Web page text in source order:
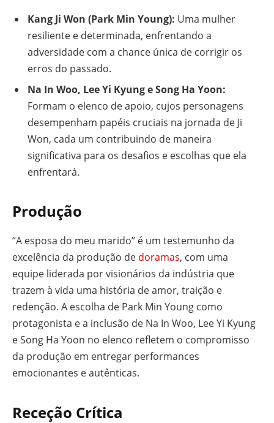
Kang Ji Won (Park Min Young): Uma mulher
resiliente e determinada, enfrentando a
adversidade com a chance única de corrigir os
erros do passado.
Na In Woo, Lee Yi Kyung e Song Ha Yoon:
Formam o elenco de apoio, cujos personagens
desempenham papéis cruciais na jornada de Ji
Won, cada um contribuindo de maneira
significativa para os desafios e escolhas que ela
enfrentará.
Produção
“A esposa do meu marido” é um testemunho da
excelência da produção de doramas, com uma
equipe liderada por visionários da indústria que
trazem à vida uma história de amor, traição e
redenção. A escolha de Park Min Young como
protagonista e a inclusão de Na In Woo, Lee Yi Kyung
e Song Ha Yoon no elenco refletem o compromisso
da produção em entregar performances
emocionantes e autênticas.
Receção Crítica